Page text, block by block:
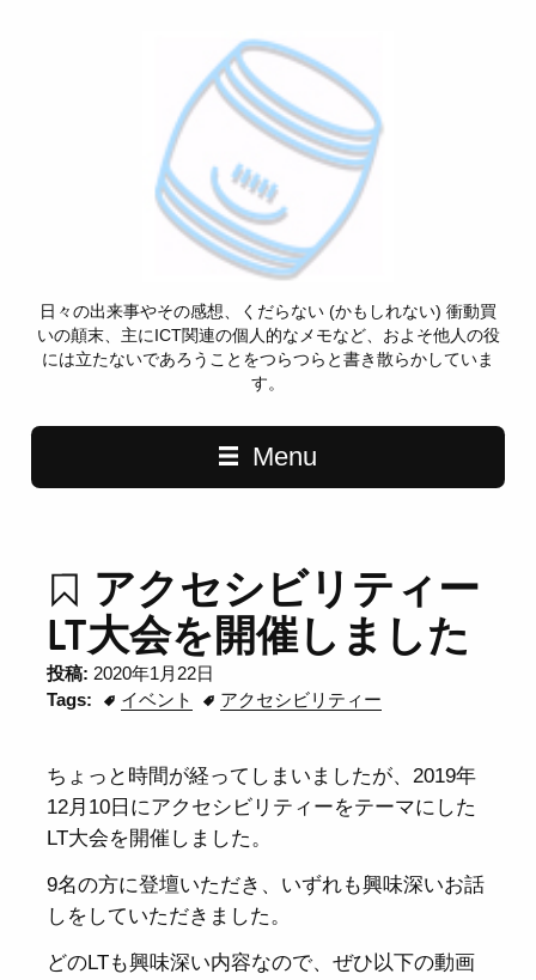
日々の出来事やその感想、くだらない (かもしれない) 衝動買
いの顛末、主にICT関連の個人的なメモなど、およそ他人の役
には立たないであろうことをつらつらと書き散らかしていま
す。
Menu
アクセシビリティー
LT大会を開催しました
投稿: 2020年1月22日
Tags:
イベント アクセシビリティー
ちょっと時間が経ってしまいましたが、2019年
12月10日にアクセシビリティーをテーマにした
LT大会を開催しました。
9名の方に登壇いただき、いずれも興味深いお話
しをしていただきました。
どのLTも興味深い内容なので、ぜひ以下の動画